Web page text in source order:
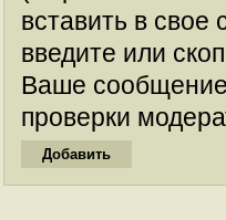
вставить в
введите или
Ваше
проверки